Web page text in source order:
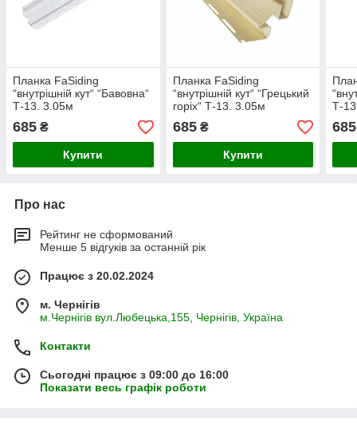
Планка FaSiding
“внутрішній кут“ “Бавовна“
Т-13. 3.05м
685 ₴
Купити
Планка FaSiding
“внутрішній кут“ “Грецький
горіх“ Т-13. 3.05м
685₴
Купити
Т-
685
Про нас
Рейтинг не сформований
Менше 5 відгуків за останній рік
Працює з 20.02.2024
м. Чернігів
м.Чернігів вул.Любецька,155, Чернігів, Україна
Контакти
Сьогодні працює з 09:00 до 16:00
Показати весь графік роботи